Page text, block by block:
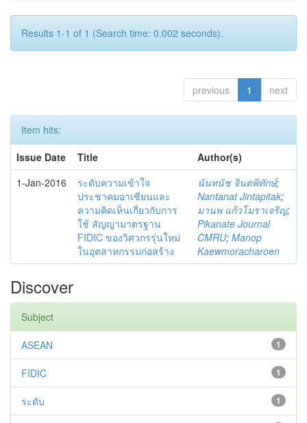
Results 1-1 of 1 (Search time: 0.002 seconds).
previous 1 next
Item hits:
Issue Date
Title
Author(s)
1-Jan-2016
ระดับความเข้าใจ
ประชาคมอาเซียนและ
ความคิดเห็นเกี่ยวกับการ
ใช้ สัญญามาตรฐาน
FIDIC ของวิศวกรรุ่นใหม่
ในอุตสาหกรรมก่อสร้าง
นันทนัช จินตพิทักษ์;
Nantanat Jintapitak;
มานพ แก้วโมราเจริญ;
Pikanate Journal
CMRU; Manop
Kaewmoracharoen
Discover
Subject
1
ASEAN
1
FIDIC
1
ระดับ